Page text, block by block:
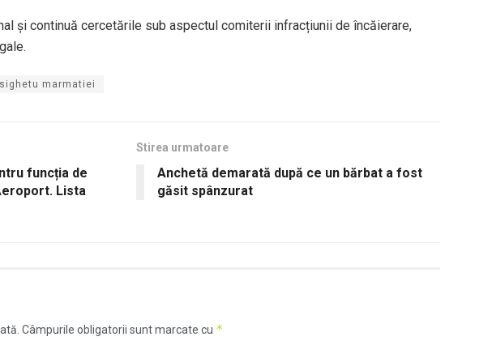
și continuă cercetările sub aspectul comiterii infracțiunii de încăierare,
sighetu marmatiei
funcția de
Lista
Stirea urmatoare
Anchetă demarată după ce un bărbat a fost
găsit spânzurat
Câmpurile obligatorii sunt marcate cu *